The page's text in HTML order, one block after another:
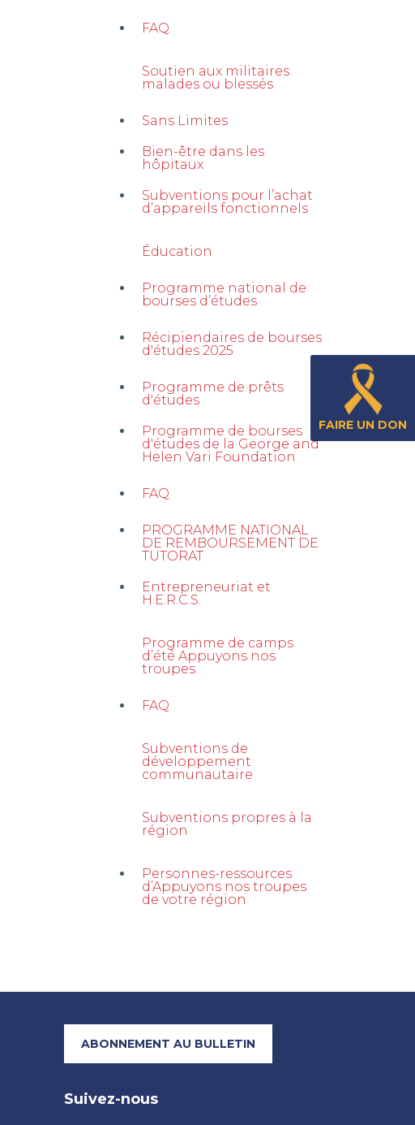
FAIRE UN DON
FAQ
Soutien aux militaires
malades ou blessés
Sans Limites
Bien-être dans les
hôpitaux
Subventions pour l’achat
d’appareils fonctionnels
Éducation
Programme national de
bourses d’études
Récipiendaires de bourses
d'études 2025
Programme de prêts
d'études
Programme de bourses
d'études de la George and
Helen Vari Foundation
FAQ
PROGRAMME NATIONAL
DE REMBOURSEMENT DE
TUTORAT
Entrepreneuriat et
H.E.R.C.S.
Programme de camps
d’été Appuyons nos
troupes
FAQ
Subventions de
développement
communautaire
Subventions propres à la
région
Personnes-ressources
d’Appuyons nos troupes
de votre région
ABONNEMENT AU BULLETIN
Suivez-nous